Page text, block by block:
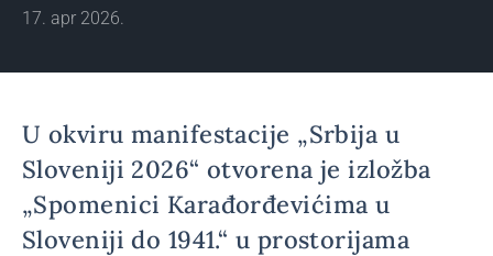
17. apr 2026.
U okviru manifestacije „Srbija u
Sloveniji 2026“ otvorena je izložba
„Spomenici Karađorđevićima u
Sloveniji do 1941.“ u prostorijama